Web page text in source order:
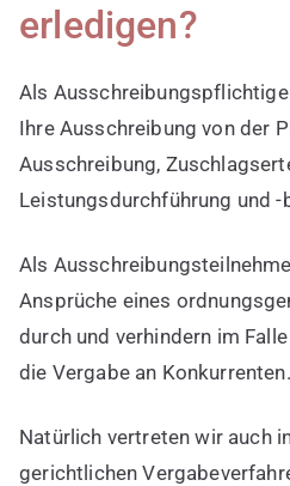
erledigen?
Als
Ihre Ausschreibung von der
Ausschreibung,
Leistungsdurchführung und -
Als
Ansprüche eines
durch und verhindern im
die Vergabe an Konkurrenten.
Natürlich vertreten wir auch
gerichtlichen